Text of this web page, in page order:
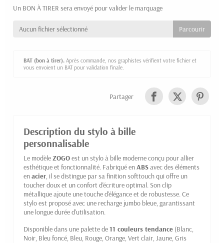
Un BON À TIRER sera envoyé pour valider le marquage
Aucun fichier sélectionné
BAT (bon à tirer). Après commande, nos graphistes vérifient votre fichier et
vous envoient un BAT pour validation finale.
Partager
Description du stylo à bille
personnalisable
Le modèleZOGOest un stylo à bille moderne conçu pour allier
esthétique et fonctionnalité. Fabriqué enABSavec des éléments
enacier, il se distingue par sa finition softtouch qui offre un
toucher doux et un confort d'écriture optimal. Son clip
métallique ajoute une touche d'élégance et de robustesse. Ce
stylo est proposé avec une recharge jumbo bleue, garantissant
une longue durée d'utilisation.
Disponible dans une palette de11 couleurs tendance (Blanc,
Noir, Bleu foncé, Bleu, Rouge, Orange, Vert clair, Jaune, Gris